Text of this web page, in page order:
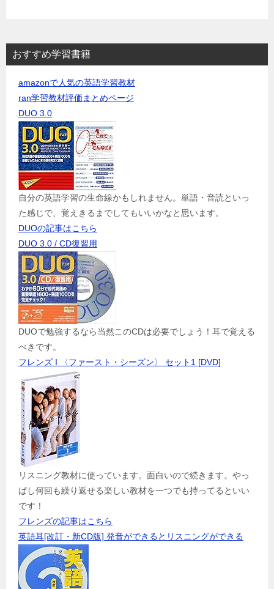
おすすめ学習書籍
amazonで人気の英語学習教材
ran学習教材評価まとめページ
DUO 3.0
自分の英語学習の生命線かもしれません。単語・音読といっ
た感じで、覚えきるまでしてもいいかなと思います。
DUOの記事はこちら
DUO 3.0 / CD復習用
DUOで勉強するなら当然このCDは必要でしょう！耳で覚える
べきです。
フレンズ I 〈ファースト・シーズン〉 セット1 [DVD]
リスニング教材に使っています。面白いので続きます。やっ
ぱし何回も繰り返せる楽しい教材を一つでも持ってるといい
です！
フレンズの記事はこちら
英語耳[改訂・新CD版] 発音ができるとリスニングができる